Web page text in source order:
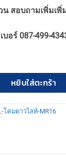
฿.
สอบถามเพิ่มเพิ่
อร์ 087-499-
โคมดาวไลท์ ฝังฝ้
หยิบใส่ตะกร้า
โคมดาวไลท์-MR16